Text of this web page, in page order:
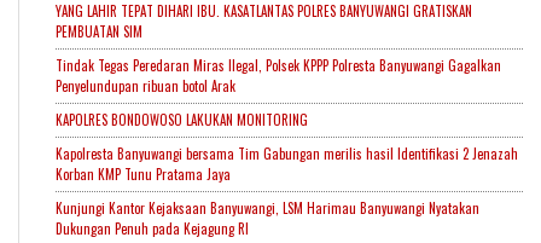
YANG LAHIR TEPAT DIHARI IBU. KASATLANTAS POLRES BANYUWANGI GRATISKAN
PEMBUATAN SIM
Tindak Tegas Peredaran Miras Ilegal, Polsek KPPP Polresta Banyuwangi Gagalkan
Penyelundupan ribuan botol Arak
KAPOLRES BONDOWOSO LAKUKAN MONITORING
Kapolresta Banyuwangi bersama Tim Gabungan merilis hasil Identifikasi 2 Jenazah
Korban KMP Tunu Pratama Jaya
Kunjungi Kantor Kejaksaan Banyuwangi, LSM Harimau Banyuwangi Nyatakan
Dukungan Penuh pada Kejagung RI